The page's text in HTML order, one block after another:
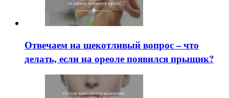
Отвечаем на щекотливый вопрос – что
делать, если на ореоле появился прыщик?